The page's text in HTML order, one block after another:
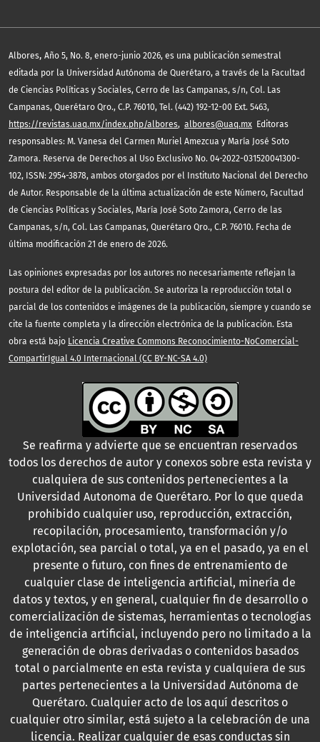
Albores, Año 5, No. 8, enero-junio 2026, es una publicación semestral
editada por la Universidad Autónoma de Querétaro, a través de la Facultad
de Ciencias Políticas y Sociales, Cerro de las Campanas, s/n, Col. Las
Campanas, Querétaro Qro., C.P. 76010, Tel. (442) 192-12-00 Ext. 5463,
https://revistas.uaq.mx/index.php/albores, albores@uaq.mx Editoras
responsables: M. Vanesa del Carmen Muriel Amezcua y María José Soto
Zamora. Reserva de Derechos al Uso Exclusivo No. 04-2022-031520041300-
102, ISSN: 2954-3878, ambos otorgados por el Instituto Nacional del Derecho
de Autor. Responsable de la última actualización de este Número, Facultad
de Ciencias Políticas y Sociales, María José Soto Zamora, Cerro de las
Campanas, s/n, Col. Las Campanas, Querétaro Qro., C.P. 76010. Fecha de
última modificación 21 de enero de 2026.
Las opiniones expresadas por los autores no necesariamente reflejan la
postura del editor de la publicación. Se autoriza la reproducción total o
parcial de los contenidos e imágenes de la publicación, siempre y cuando se
cite la fuente completa y la dirección electrónica de la publicación. Esta
obra está bajo Licencia Creative Commons Reconocimiento-NoComercial-
CompartirIgual 4.0 Internacional (CC BY-NC-SA 4.0)
Se reafirma y advierte que se encuentran reservados
todos los derechos de autor y conexos sobre esta revista y
cualquiera de sus contenidos pertenecientes a la
Universidad Autonoma de Querétaro. Por lo que queda
prohibido cualquier uso, reproducción, extracción,
recopilación, procesamiento, transformación y/o
explotación, sea parcial o total, ya en el pasado, ya en el
presente o futuro, con fines de entrenamiento de
cualquier clase de inteligencia artificial, minería de
datos y textos, y en general, cualquier fin de desarrollo o
comercialización de sistemas, herramientas o tecnologías
de inteligencia artificial, incluyendo pero no limitado a la
generación de obras derivadas o contenidos basados
total o parcialmente en esta revista y cualquiera de sus
partes pertenecientes a la Universidad Autónoma de
Querétaro. Cualquier acto de los aquí descritos o
cualquier otro similar, está sujeto a la celebración de una
licencia. Realizar cualquier de esas conductas sin